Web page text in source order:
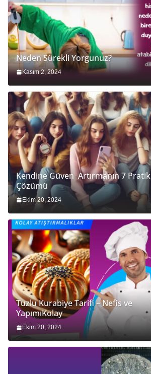
Neden Sürekli Yorgunuz?
Kasım 2, 2024
Kendine Güven Artırmanın 7 Pratik
Çözümü
Ekim 20, 2024
Tuzlu Kurabiye Tarifi – Nefis ve
YapımıKolay
Ekim 20, 2024